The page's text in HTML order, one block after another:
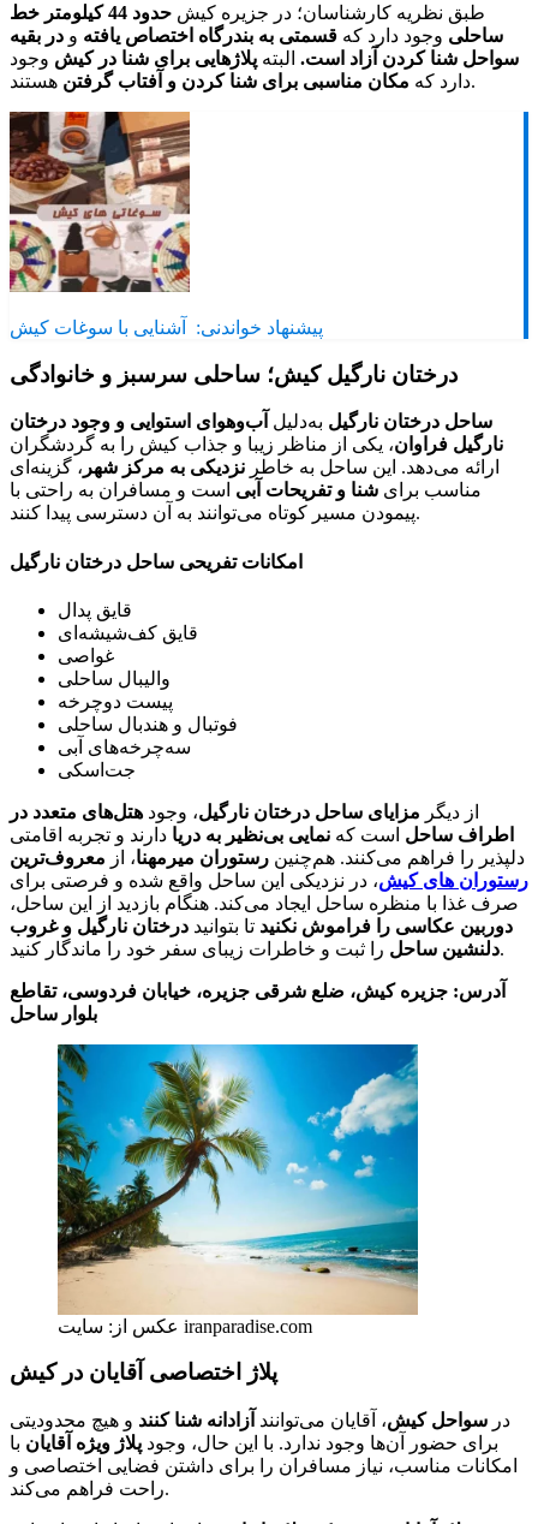
طبق نظریه کارشناسان؛ در جزیره کیش
حدود 44 کیلومتر خط
ساحلی وجود دارد که قسمتی به بندرگاه اختصاص یافته و در بقیه
سواحل شنا کردن آزاد است. البته پلاژهایی برای شنا در کیش وجود
دارد که مکان مناسبی برای شنا کردن و آفتاب گرفتن هستند.
پیشنهاد خواندنی: آشنایی با سوغات کیش
درختان نارگیل کیش؛ ساحلی سرسبز و خانوادگی
ساحل درختان نارگیل به‌دلیل آب‌وهوای استوایی و وجود درختان
نارگیل فراوان، یکی از مناظر زیبا و جذاب کیش را به گردشگران
ارائه می‌دهد. این ساحل به خاطر نزدیکی به مرکز شهر ، گزینه‌ای
مناسب برای شنا و تفریحات آبی است و مسافران به راحتی با
پیمودن مسیر کوتاه می‌توانند به آن دسترسی پیدا کنند.
امکانات تفریحی ساحل درختان نارگیل
قایق پدال
قایق کف‌شیشه‌ای
غواصی
والیبال ساحلی
پیست دوچرخه
فوتبال و هندبال ساحلی
سه‌چرخه‌های آبی
جت‌اسکی
از دیگر مزایای ساحل درختان نارگیل، وجود هتل‌های متعدد در
اطراف ساحل است که نمایی بی‌نظیر به دریا دارند و تجربه اقامتی
دلپذیر را فراهم می‌کنند. هم‌چنین رستوران میرمهنا، از معروف‌ترین
رستوران های کیش، در نزدیکی این ساحل واقع شده و فرصتی برای
صرف غذا با منظره ساحل ایجاد می‌کند. هنگام بازدید از این ساحل،
دوربین عکاسی را فراموش نکنید تا بتوانید درختان نارگیل و غروب
دلنشین ساحلرا ثبت و خاطرات زیبای سفر خود را ماندگار کنید.
آدرس: جزیره کیش، ضلع شرقی جزیره، خیابان فردوسی، تقاطع
بلوار ساحل
عکس از: سایت iranparadise.com
پلاژ اختصاصی آقایان در کیش
در سواحل کیش، آقایان می‌توانند آزادانه شنا کنند و هیچ محدودیتی
برای حضور آن‌ها وجود ندارد. با این حال، وجود پلاژ ویژه آقایان با
امکانات مناسب، نیاز مسافران را برای داشتن فضایی اختصاصی و
راحت فراهم می‌کند.